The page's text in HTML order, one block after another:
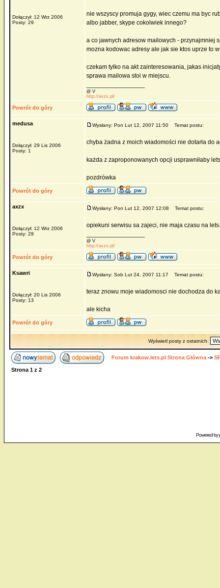
Dołączył: 12 Wrz 2006
Posty: 29
nie wszyscy promuja gygy, wiec czemu ma byc
albo jabber, skype cokolwiek innego?
a co jawnych adresow mailowych - przynajmniej
mozna kodowac adresy ale jak sie ktos uprze to
czekam tylko na akt zainteresowania, jakas
sprawa mailowa stoi w miejscu.
@ V
http://axzx.pl/
Powrót do góry
medusa
Dołączył: 29 Lis 2006
Posty: 1
Wysłany: Pon Lut 12, 2007 11:50 Temat postu:
chyba żadna z moich wiadomości nie dotarła do
każda z zaproponowanych opcji usprawniłaby
pozdrówka
Powrót do góry
axzx
Dołączył: 12 Wrz 2006
Posty: 29
Wysłany: Pon Lut 12, 2007 12:08 Temat postu:
opiekuni serwisu sa zajeci, nie maja czasu na
@ V
http://axzx.pl/
Powrót do góry
Ksawri
Dołączył: 20 Lis 2006
Posty: 13
Wysłany: Sob Lut 24, 2007 11:17 Temat postu:
teraz znowu moje wiadomosci nie dochodza do
ale kicha
Powrót do góry
Wyświetl posty z ostatnich:
Forum krakow.lets.pl Strona Główna ->
Strona 1 z 2
Powered by